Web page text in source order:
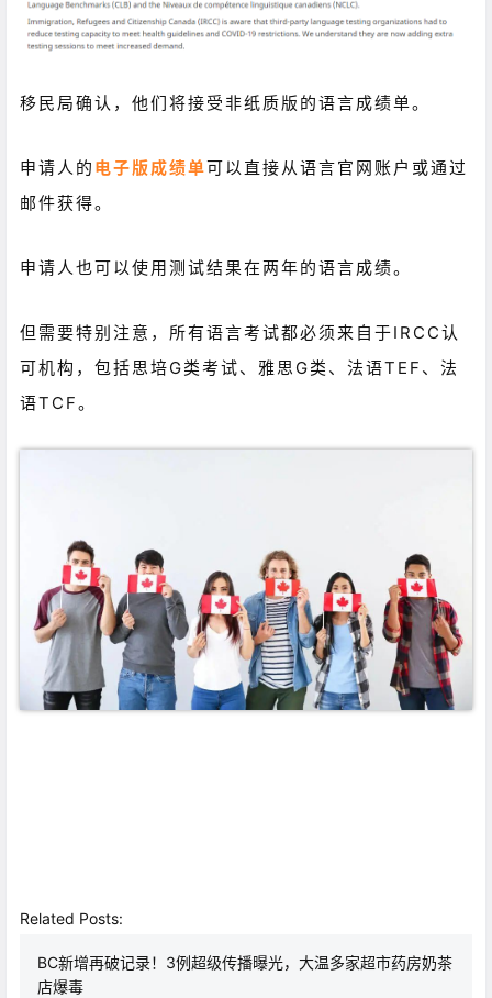
移民局确认，他们将接受非纸质版的语言成绩单。
申请人的 电子版成绩单可以直接从语言官网账户或通过
邮件获得。
申请人也可以使用测试结果在两年的语言成绩。
但需要特别注意，所有语言考试都必须来自于IRCC认
可机构，包括思培G类考试、雅思G类、法语TEF、法
语TCF。
Related Posts:
BC新增再破记录！3例超级传播曝光，大温多家超市药房奶茶
店爆毒